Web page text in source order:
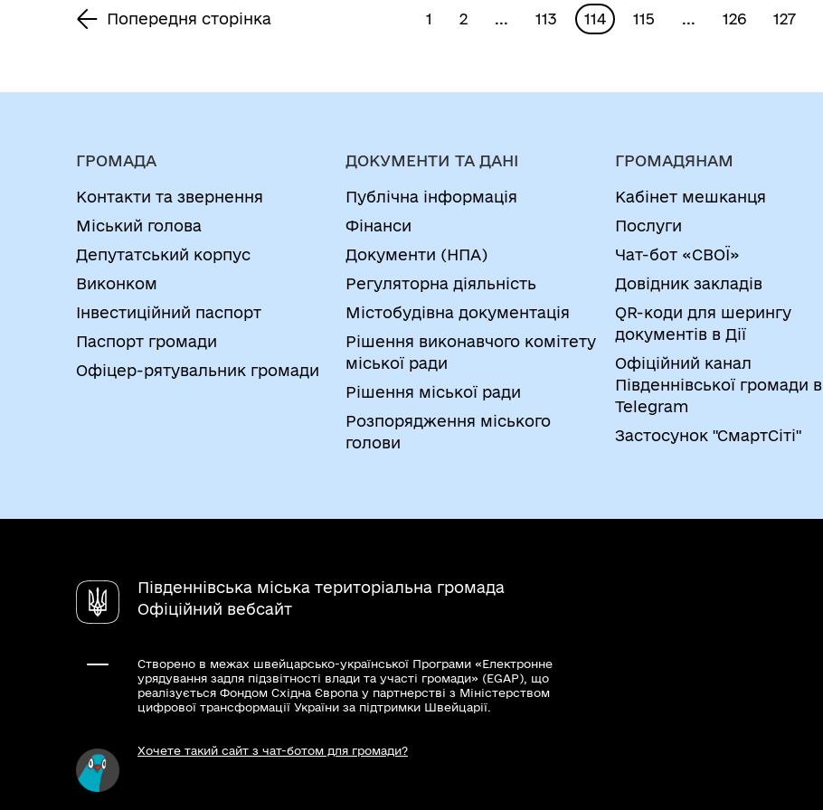
громаді Одеського
області, підтримки
оборони на 2022-
2024 роки,
затвердженої
рішенням
Южненської міської
ради від 04.03.2022
№ 948-VIII, шляхом
викладення її у
№ 1170-VIII, шляхом
новій редакції»
на території
громади Одеського
області на 2024-2026
роки, за I півріччя
2024 року»
територіальної
громади Одеського
області на 2022-2024
2024 року»
Попередня сторінка 1 2 ... 113 114 115 ... 126 127
ГРОМАДА
Контакти та звернення
Міський голова
Депутатський корпус
Виконком
Інвестиційний паспорт
Паспорт громади
Офіцер-рятувальник громади
ДОКУМЕНТИ ТА ДАНІ
Публічна інформація
Фінанси
Документи (НПА)
Регуляторна діяльність
Містобудівна документація
Рішення виконавчого комітету
міської ради
Рішення міської ради
Розпорядження міського
голови
ГРОМАДЯНАМ
Кабінет мешканця
Послуги
Чат-бот «СВОЇ»
Довідник закладів
QR-коди для шерингу
документів в Дії
Офіційний канал
Південнівської громади в
Telegram
Застосунок "СмартСіті"
Південнівська міська територіальна громада
Офіційний вебсайт
Створено в межах швейцарсько-української Програми «Електронне
урядування задля підзвітності влади та участі громади» (EGAP), що
реалізується Фондом Східна Європа у партнерстві з Міністерством
цифрової трансформації України за підтримки Швейцарії.
Хочете такий сайт з чат-ботом для громади?